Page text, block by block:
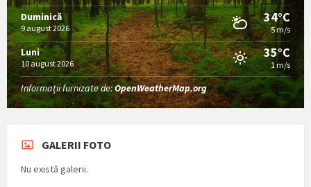
Duminică
9 august 2026
34°C
5 m/s
Luni
10 august 2026
35°C
1 m/s
Informații furnizate de:OpenWeatherMap.org
GALERII FOTO
Nu există galerii.